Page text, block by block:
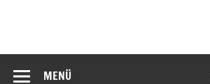
MENÜ